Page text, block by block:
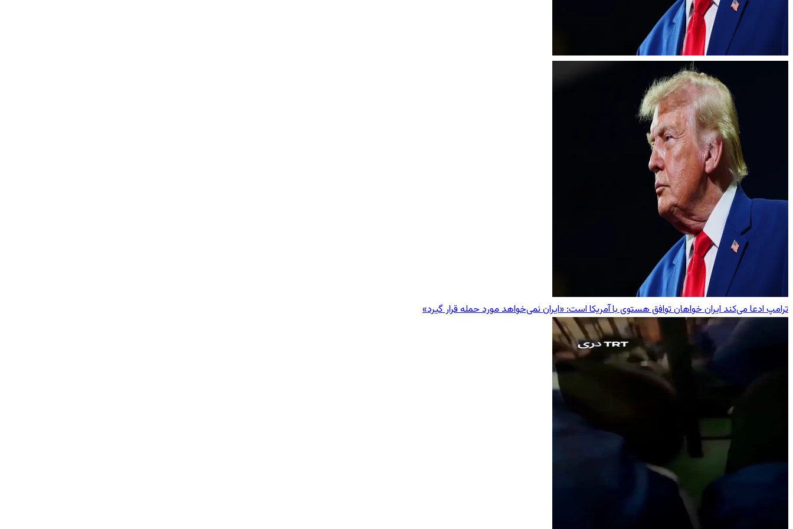
ترامپ ادعا می‌کند ایران خواهان توافق هستوی با آمریکا است: «ایران نمی‌خواهد مورد حمله قرار گیرد»